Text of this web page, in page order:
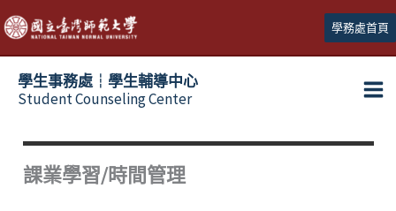
跳
至
主
學務處首頁
學生事務處┆學生輔導中心
Student Counseling Center
課業學習/時間管理